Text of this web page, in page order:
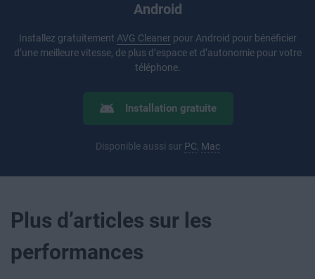
Android
Installez gratuitement AVG Cleaner pour Android pour bénéficier
d’une meilleure vitesse, de plus d’espace et d’autonomie pour votre
téléphone.
Installation gratuite
Disponible aussi sur PC, Mac
Plus d’articles sur les
performances